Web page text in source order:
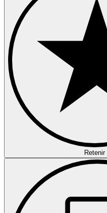
Retenir